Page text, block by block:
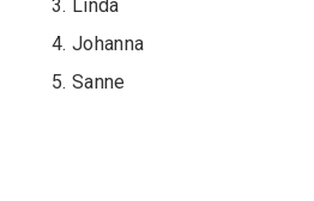
Linda
Johanna
Sanne